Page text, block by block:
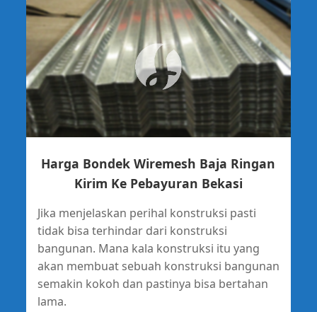
Harga Bondek Wiremesh Baja Ringan
Kirim Ke Pebayuran Bekasi
Jika menjelaskan perihal konstruksi pasti
tidak bisa terhindar dari konstruksi
bangunan. Mana kala konstruksi itu yang
akan membuat sebuah konstruksi bangunan
semakin kokoh dan pastinya bisa bertahan
lama.